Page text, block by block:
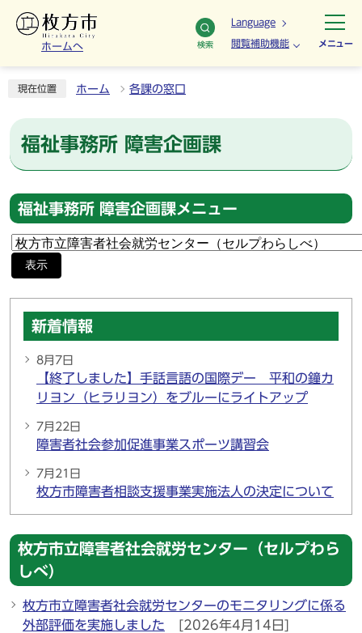
ホームへ 検索
Language
閲覧補助機能 メニュー
現在位置 ホーム 各課の窓口
福祉事務所 障害企画課
福祉事務所 障害企画課メニュー
表示
新着情報
8月7日
【終了しました】手話言語の国際デー 平和の鐘カ
リヨン（ヒラリヨン）をブルーにライトアップ
7月22日
障害者社会参加促進事業スポーツ講習会
7月21日
枚方市障害者相談支援事業実施法人の決定について
枚方市立障害者社会就労センター（セルプわら
しべ）
枚方市立障害者社会就労センターのモニタリングに係る
外部評価を実施しました
[2026年4月14日]